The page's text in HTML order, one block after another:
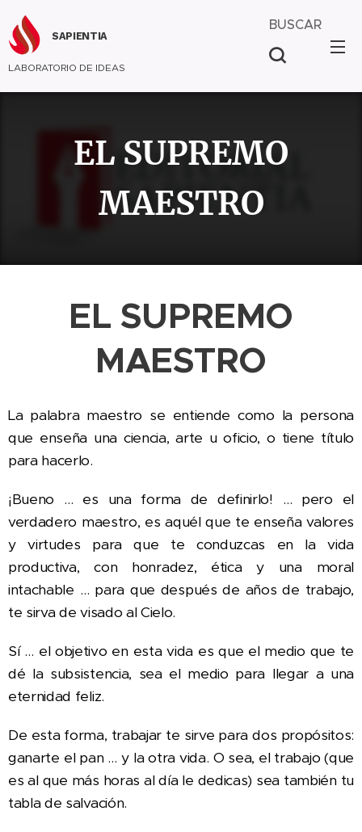
SAPIENTIA
LABORATORIO DE IDEAS
BUSCAR
EL SUPREMO
MAESTRO
EL SUPREMO
MAESTRO
La palabra maestro se entiende como la persona
que enseña una ciencia, arte u oficio, o tiene título
para hacerlo.
¡Bueno … es una forma de definirlo! … pero el
verdadero maestro, es aquél que te enseña valores
y virtudes para que te conduzcas en la vida
productiva, con honradez, ética y una moral
intachable … para que después de años de trabajo,
te sirva de visado al Cielo.
Sí … el objetivo en esta vida es que el medio que te
dé la subsistencia, sea el medio para llegar a una
eternidad feliz.
De esta forma, trabajar te sirve para dos propósitos:
ganarte el pan … y la otra vida. O sea, el trabajo (que
es al que más horas al día le dedicas) sea también tu
tabla de salvación.